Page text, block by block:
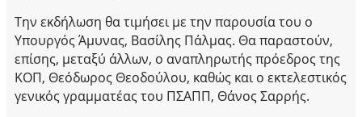
Την εκδήλωση θα τιμήσει με την παρουσία του ο
Υπουργός Άμυνας, Βασίλης Πάλμας. Θα παραστούν,
επίσης, μεταξύ άλλων, ο αναπληρωτής πρόεδρος της
ΚΟΠ, Θεόδωρος Θεοδούλου, καθώς και ο εκτελεστικός
γενικός γραμματέας του ΠΣΑΠΠ, Θάνος Σαρρής.